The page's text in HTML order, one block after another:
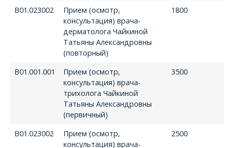
В01.023002
Прием (осмотр,
консультация) врача-
дерматолога Чайкиной
Татьяны Александровны
(повторный)
1800
В01.001.001
Прием (осмотр,
консультация) врача-
трихолога Чайкиной
Татьяны Александровны
(первичный)
3500
В01.023002
Прием (осмотр,
консультация) врача-
2500